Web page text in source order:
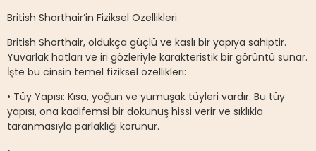
British Shorthair’in Fiziksel Özellikleri
British Shorthair, oldukça güçlü ve kaslı bir yapıya sahiptir.
Yuvarlak hatları ve iri gözleriyle karakteristik bir görüntü sunar.
İşte bu cinsin temel fiziksel özellikleri:
• Tüy Yapısı: Kısa, yoğun ve yumuşak tüyleri vardır. Bu tüy
yapısı, ona kadifemsi bir dokunuş hissi verir ve sıklıkla
taranmasıyla parlaklığı korunur.